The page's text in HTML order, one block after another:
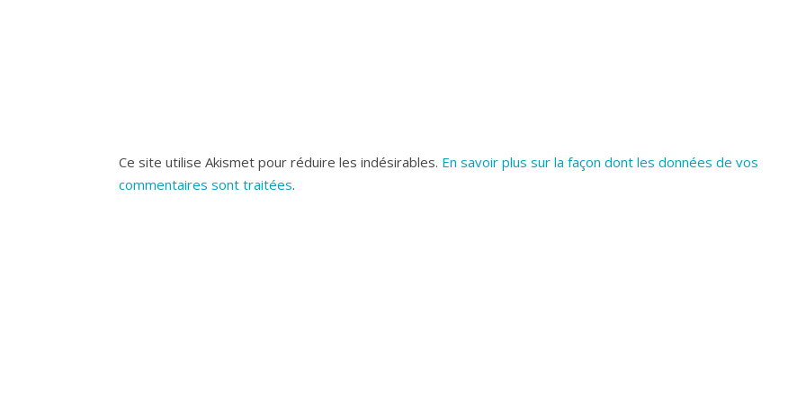
Ce site utilise Akismet pour réduire les indésirables. En savoir plus sur la façon dont les données de vos
commentaires sont traitées.